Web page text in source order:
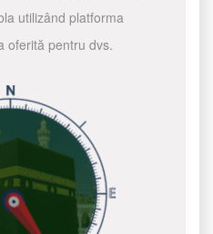
utilizând platforma
oferită pentru dvs.